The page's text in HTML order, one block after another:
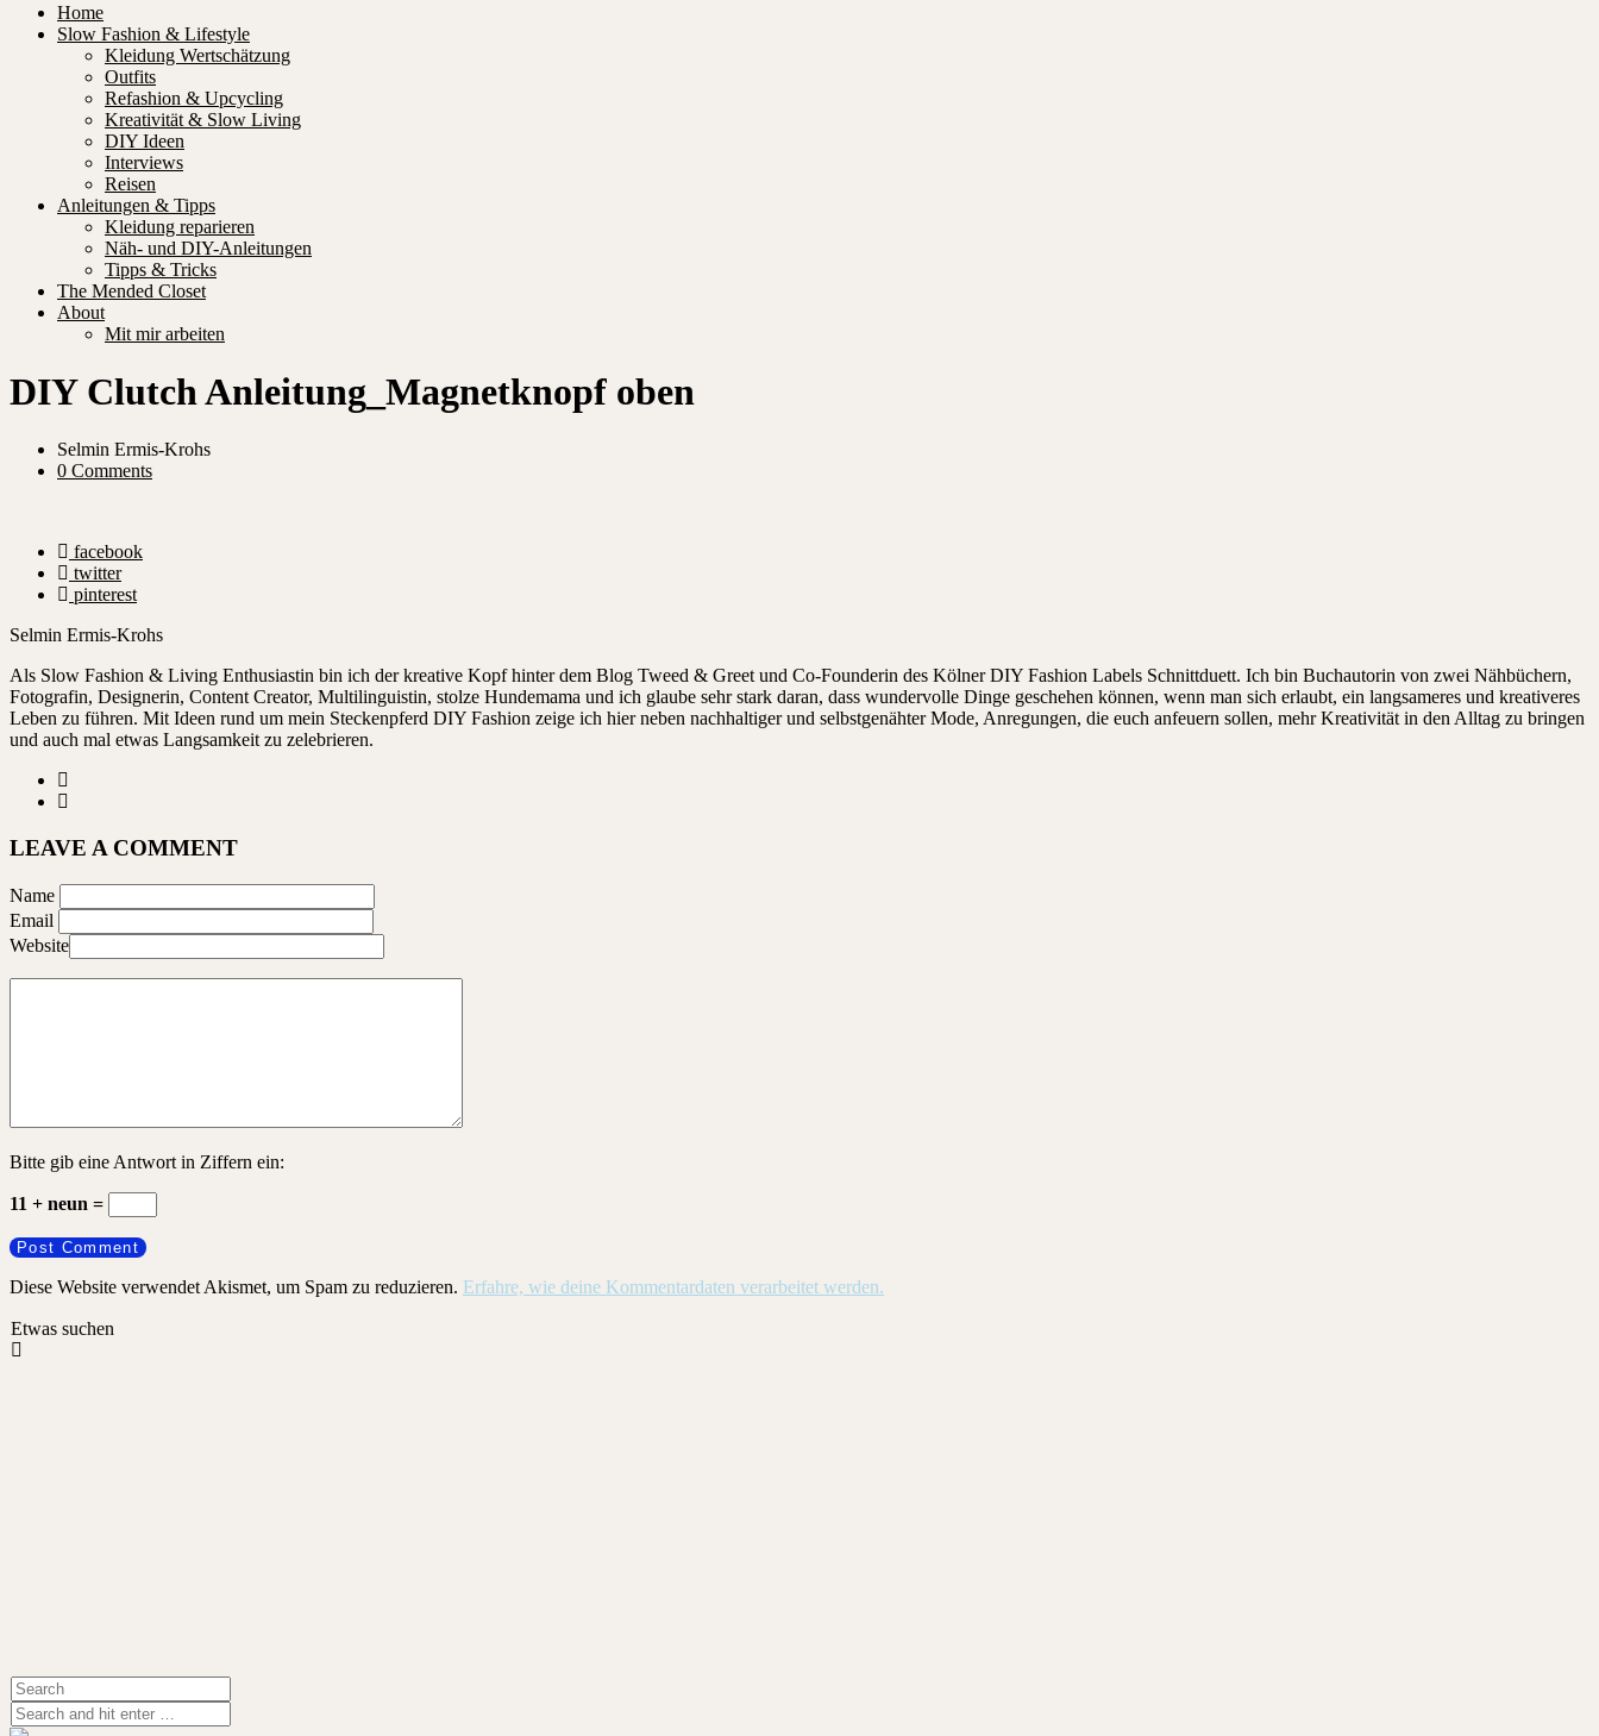
Home
Slow Fashion & Lifestyle
Kleidung Wertschätzung
Outfits
Refashion & Upcycling
Kreativität & Slow Living
DIY Ideen
Interviews
Reisen
Anleitungen & Tipps
Kleidung reparieren
Näh- und DIY-Anleitungen
Tipps & Tricks
The Mended Closet
About
Mit mir arbeiten
DIY Clutch Anleitung_Magnetknopf oben
Selmin Ermis-Krohs
0 Comments
facebook
twitter
pinterest
Selmin Ermis-Krohs
Als Slow Fashion & Living Enthusiastin bin ich der kreative Kopf hinter dem Blog Tweed & Greet und Co-Founderin des Kölner DIY Fashion Labels Schnittduett. Ich bin Buchautorin von zwei Nähbüchern,
Fotografin, Designerin, Content Creator, Multilinguistin, stolze Hundemama und ich glaube sehr stark daran, dass wundervolle Dinge geschehen können, wenn man sich erlaubt, ein langsameres und kreativeres
Leben zu führen. Mit Ideen rund um mein Steckenpferd DIY Fashion zeige ich hier neben nachhaltiger und selbstgenähter Mode, Anregungen, die euch anfeuern sollen, mehr Kreativität in den Alltag zu bringen
und auch mal etwas Langsamkeit zu zelebrieren.
LEAVE A COMMENT
Name
Email
Website
Bitte gib eine Antwort in Ziffern ein:
11 + neun =
Diese Website verwendet Akismet, um Spam zu reduzieren. Erfahre, wie deine Kommentardaten verarbeitet werden.
Etwas suchen